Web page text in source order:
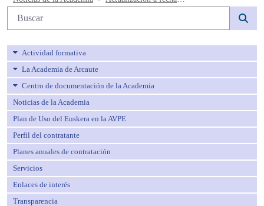
Búsqueda web
Actividad formativa
La Academia de Arcaute
Centro de documentación de la Academia
Noticias de la Academia
Plan de Uso del Euskera en la AVPE
Perfil del contratante
Planes anuales de contratación
Servicios
Enlaces de interés
Transparencia